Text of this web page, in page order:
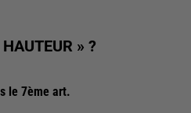
» ?
le 7ème art.